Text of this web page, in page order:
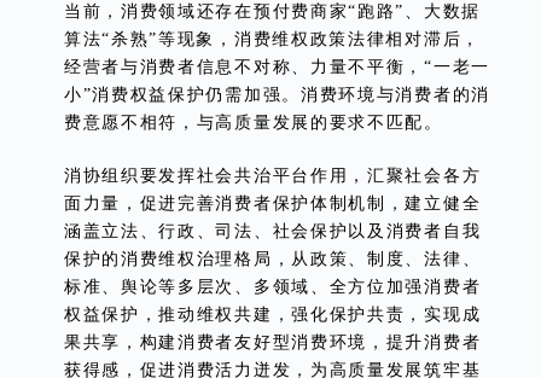
当前，消费领域还存在预付费商家“跑路”、大数据
算法“杀熟”等现象，消费维权政策法律相对滞后，
经营者与消费者信息不对称、力量不平衡，“一老一
小”消费权益保护仍需加强。消费环境与消费者的消
费意愿不相符，与高质量发展的要求不匹配。
消协组织要发挥社会共治平台作用，汇聚社会各方
面力量，促进完善消费者保护体制机制，建立健全
涵盖立法、行政、司法、社会保护以及消费者自我
保护的消费维权治理格局，从政策、制度、法律、
标准、舆论等多层次、多领域、全方位加强消费者
权益保护，推动维权共建，强化保护共责，实现成
果共享，构建消费者友好型消费环境，提升消费者
获得感，促进消费活力迸发，为高质量发展筑牢基